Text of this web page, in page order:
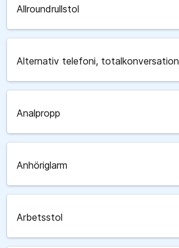
Allroundrullstol
Alternativ telefoni, totalkonversation
Analpropp
Anhöriglarm
Arbetsstol